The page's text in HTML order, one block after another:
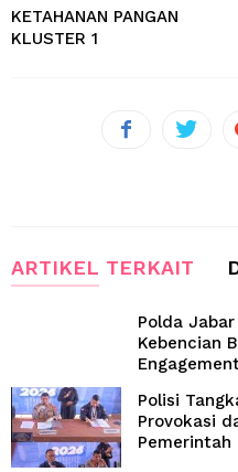
KETAHANAN PANGAN
KLUSTER 1
ARTIKEL TERKAIT
Polda
Kebencian
Polisi
Provokasi
Pemerintah